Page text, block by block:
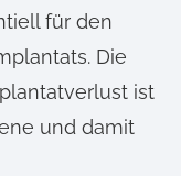
für den
Die
ist
und damit